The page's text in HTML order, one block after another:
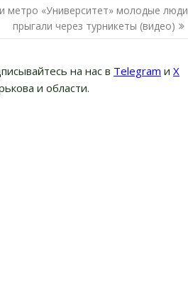
метро «Университет» молодые люди
прыгали через турникеты (видео)
на нас в Telegram и Х
и области.